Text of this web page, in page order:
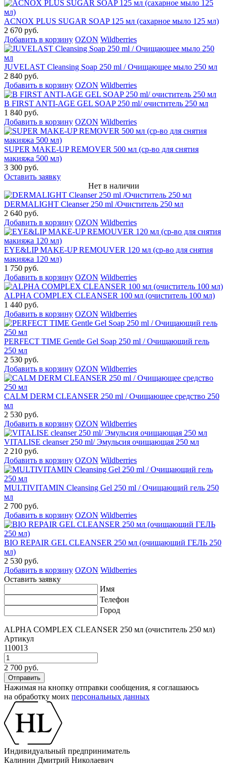
ACNOX PLUS SUGAR SOAP 125 мл (cахарное мыло 125 мл)
2 670 руб.
Добавить в корзину OZON Wildberries
JUVELAST Cleansing Soap 250 ml / Очищающее мыло 250 мл
2 840 руб.
Добавить в корзину OZON Wildberries
B FIRST ANTI-AGE GEL SOAP 250 ml/ очиститель 250 мл
1 840 руб.
Добавить в корзину OZON Wildberries
SUPER MAKE-UP REMOVER 500 мл (ср-во для снятия
макияжа 500 мл)
3 300 руб.
Оставить заявку
Нет в наличии
DERMALIGHT Cleanser 250 ml /Очиститель 250 мл
2 640 руб.
Добавить в корзину OZON Wildberries
EYE&LIP MAKE-UP REMOUVER 120 мл (ср-во для снятия
макияжа 120 мл)
1 750 руб.
Добавить в корзину OZON Wildberries
ALPHA COMPLEX СLEANSER 100 мл (очиститель 100 мл)
1 440 руб.
Добавить в корзину OZON Wildberries
PERFECT TIME Gentle Gel Soap 250 ml / Очищающий гель
250 мл
2 530 руб.
Добавить в корзину OZON Wildberries
CALM DERM CLEANSER 250 ml / Очищающее средство 250
мл
2 530 руб.
Добавить в корзину OZON Wildberries
VITALISE cleanser 250 ml/ Эмульсия очищающая 250 мл
2 210 руб.
Добавить в корзину OZON Wildberries
MULTIVITAMIN Cleansing Gel 250 ml / Очищающий гель 250
мл
2 700 руб.
Добавить в корзину OZON Wildberries
BIO REPAIR GEL CLEANSER 250 мл (очищающий ГЕЛЬ 250
мл)
2 530 руб.
Добавить в корзину OZON Wildberries
Оставить заявку
Имя
Телефон
Город
ALPHA COMPLEX СLEANSER 250 мл (очиститель 250 мл)
Артикул
110013
2 700 руб.
Нажимая на кнопку отправки сообщения, я соглашаюсь
на обработку моих персональных данных
Индивидуальный предприниматель
Калинин Дмитрий Николаевич